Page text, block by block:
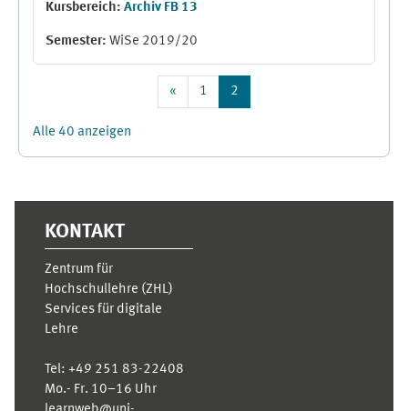
Kursbereich: Archiv FB 13
Semester: WiSe 2019/20
« Vorherige Seite
1 Seite 1
2
Alle 40 anzeigen
KONTAKT
Zentrum für
Hochschullehre (ZHL)
Services für digitale
Lehre
Tel: +49 251 83-22408
Mo.- Fr. 10–16 Uhr